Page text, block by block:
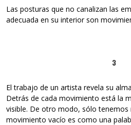
Las posturas que no canalizan las
adecuada en su interior son
3
El trabajo de un artista revela su
Detrás de cada movimiento está la
visible. De otro modo, sólo tenemos
movimiento vacío es como una